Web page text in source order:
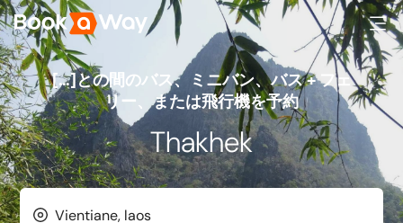
[…]との間のバス、ミニバン、バス + フェ
リー、または飛行機を予約
Thakhek